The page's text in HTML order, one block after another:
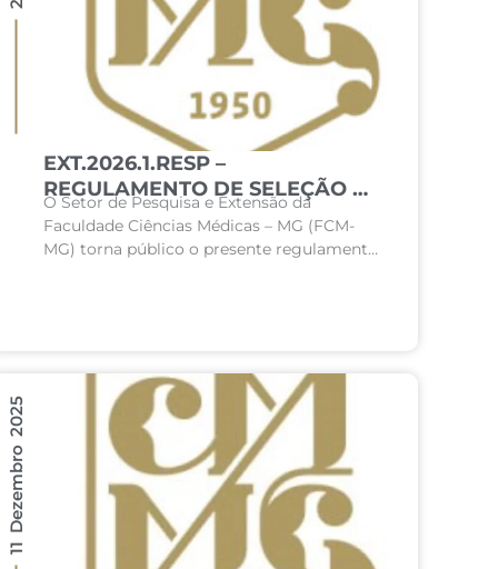
EXT.2026.1.RESP –
REGULAMENTO DE SELEÇÃO DE
ACADÊMICOS PARA PROJETOS
DE EXTENSÃO
EXTRACURRICULAR
O Setor de Pesquisa e Extensão da
Faculdade Ciências Médicas – MG (FCM-
MG) torna público o presente regulamento
11 Dezembro 2025